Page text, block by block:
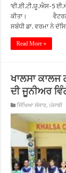
‘ਵੀ.ਈ.ਟੀ.ਯੂ.ਐਸ-5
ਕੀਤਾ। ਵੈਟਰਨਰੀ
ਸਬੰਧੀ ਡਾ. ਵਰਮਾ ਨੇ
Read More »
ਖਾਲਸਾ
ਦੀ ਜੂਨੀਅਰ
ਸਿੱਖਿਆ ਸੰਸਾਰ,ਪੰਜਾਬੀ